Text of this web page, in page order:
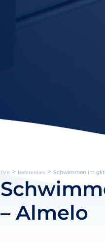
TVR > Referenties >Schwimmen im
– Almelo